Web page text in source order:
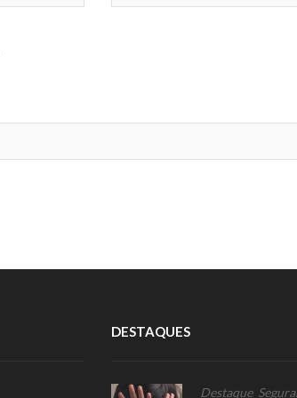
DESTAQUES
Destaque,